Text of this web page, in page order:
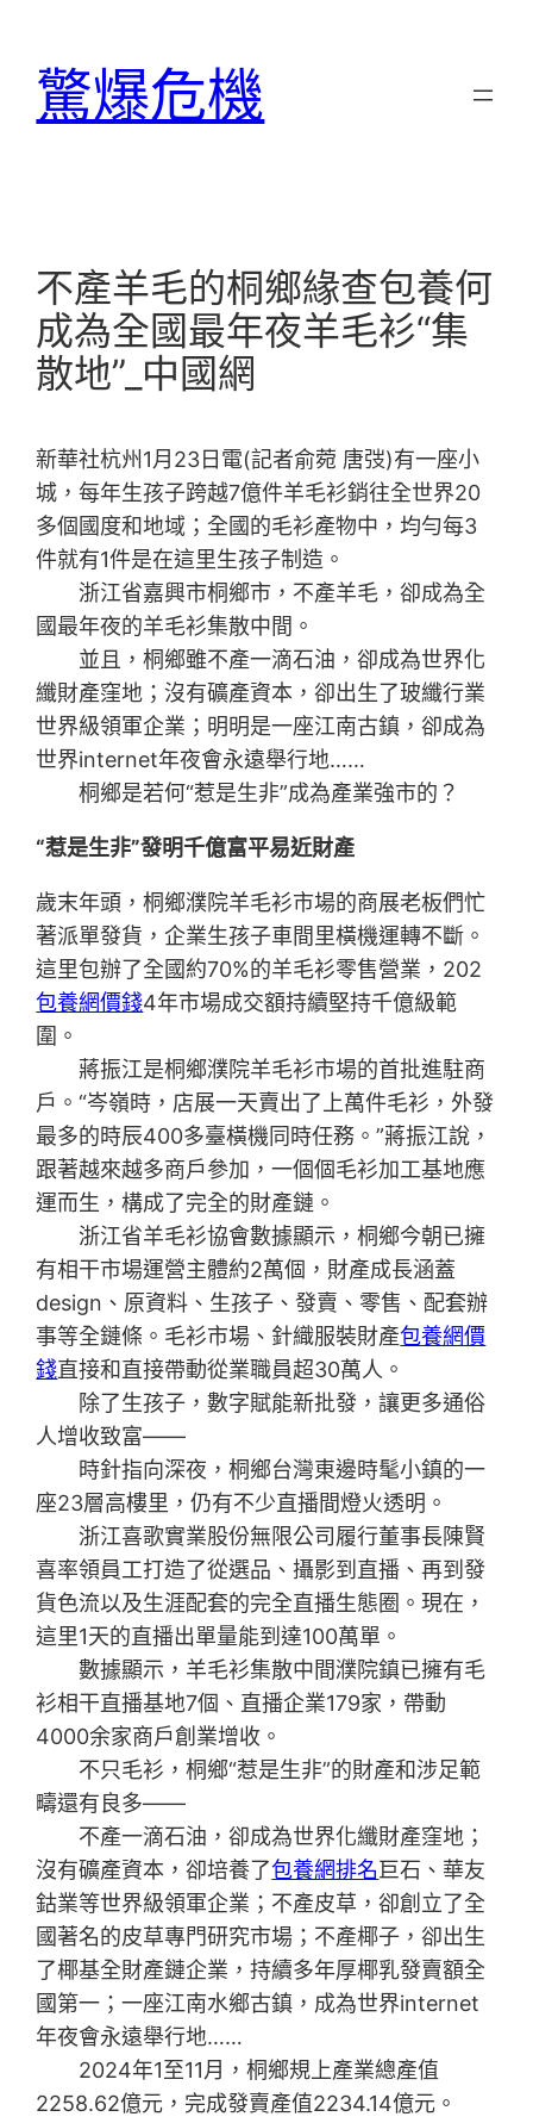
驚爆危機
不產羊毛的桐鄉緣查包養何
成為全國最年夜羊毛衫“集
散地”_中國網
新華社杭州1月23日電(記者俞菀 唐弢)有一座小
城，每年生孩子跨越7億件羊毛衫銷往全世界20
多個國度和地域；全國的毛衫產物中，均勻每3
件就有1件是在這里生孩子制造。
浙江省嘉興市桐鄉市，不產羊毛，卻成為全
國最年夜的羊毛衫集散中間。
並且，桐鄉雖不產一滴石油，卻成為世界化
纖財產窪地；沒有礦產資本，卻出生了玻纖行業
世界級領軍企業；明明是一座江南古鎮，卻成為
世界internet年夜會永遠舉行地……
桐鄉是若何“惹是生非”成為產業強市的？
“惹是生非”發明千億富平易近財產
歲末年頭，桐鄉濮院羊毛衫市場的商展老板們忙
著派單發貨，企業生孩子車間里橫機運轉不斷。
這里包辦了全國約70%的羊毛衫零售營業，202
包養網價錢4年市場成交額持續堅持千億級範
圍。
蔣振江是桐鄉濮院羊毛衫市場的首批進駐商
戶。“岑嶺時，店展一天賣出了上萬件毛衫，外發
最多的時辰400多臺橫機同時任務。”蔣振江說，
跟著越來越多商戶參加，一個個毛衫加工基地應
運而生，構成了完全的財產鏈。
浙江省羊毛衫協會數據顯示，桐鄉今朝已擁
有相干市場運營主體約2萬個，財產成長涵蓋
design、原資料、生孩子、發賣、零售、配套辦
事等全鏈條。毛衫市場、針織服裝財產包養網價
錢直接和直接帶動從業職員超30萬人。
除了生孩子，數字賦能新批發，讓更多通俗
人增收致富——
時針指向深夜，桐鄉台灣東邊時髦小鎮的一
座23層高樓里，仍有不少直播間燈火透明。
浙江喜歌實業股份無限公司履行董事長陳賢
喜率領員工打造了從選品、攝影到直播、再到發
貨色流以及生涯配套的完全直播生態圈。現在，
這里1天的直播出單量能到達100萬單。
數據顯示，羊毛衫集散中間濮院鎮已擁有毛
衫相干直播基地7個、直播企業179家，帶動
4000余家商戶創業增收。
不只毛衫，桐鄉“惹是生非”的財產和涉足範
疇還有良多——
不產一滴石油，卻成為世界化纖財產窪地；
沒有礦產資本，卻培養了包養網排名巨石、華友
鈷業等世界級領軍企業；不產皮草，卻創立了全
國著名的皮草專門研究市場；不產椰子，卻出生
了椰基全財產鏈企業，持續多年厚椰乳發賣額全
國第一；一座江南水鄉古鎮，成為世界internet
年夜會永遠舉行地……
2024年1至11月，桐鄉規上產業總產值
2258.62億元，完成發賣產值2234.14億元。